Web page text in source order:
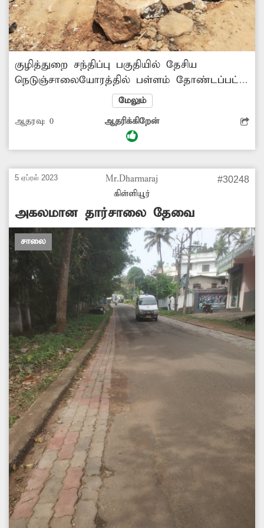
குழித்துறை சந்திப்பு பகுதியில் தேசிய
நெடுஞ்சாலையோரத்தில் பள்ளம் தோண்டப்பட்டு
பணிகள் முடிந்து பள்ளங்கள் முறையாக
மூடப்படாமல் காணப்படுகிறது. இதனால், அந்த
வழியாக செல்லும் வாகன ஓட்டிகள், பாதசாரிகள்
சாலையை முறையாக சீரமைத்து மக்கள்
பயன்பாட்டுக்கு ெகாண்டுவர சம்பந்தப்பட்ட
அதிகாரிகள் நடவடிக்கை எடுக்க வேண்டும்.
மேலும்
ஆதரவு: 0 ஆதரிக்கிறேன்
5 ஏப்ரல் 2023
Mr.Dharmaraj
கிள்ளியூர்
#30248
அகலமான தார்சாலை தேவை
சாலை